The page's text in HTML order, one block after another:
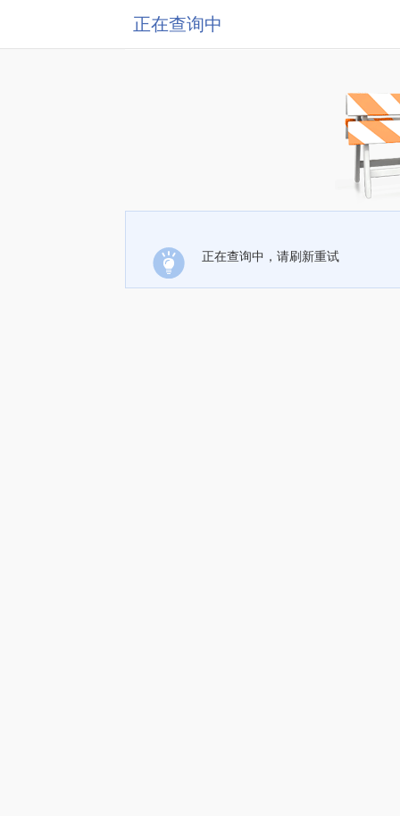
正在查询中
正在查询中，请刷新重试